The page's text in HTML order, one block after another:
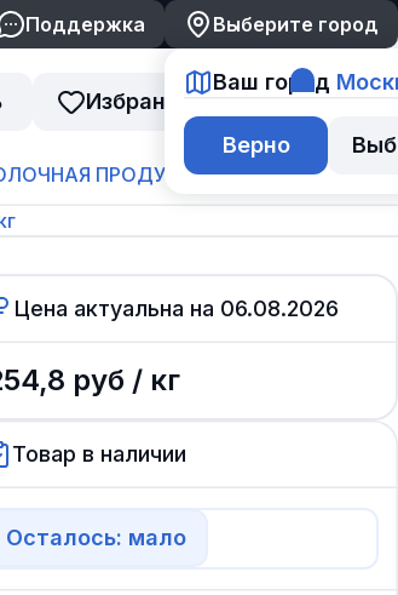
Поддержка Выберите город
Ваш город
Верно
Избранное Корзина
ПРОДУКЦИЯДЖЕМ И
Цена актуальна на 06.08.2026
руб / кг
Товар в наличии
Осталось: мало